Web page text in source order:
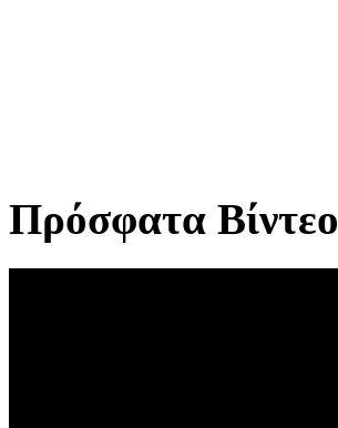
Πρόσφατα Βίντεο